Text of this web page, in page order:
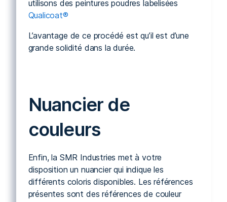
utilisons des peintures poudres labelisées
Qualicoat®
L’avantage de ce procédé est qu’il est d’une
grande solidité dans la durée.
Nuancier de
couleurs
Enfin, la SMR Industries met à votre
disposition un nuancier qui indique les
différents coloris disponibles. Les références
présentes sont des références de couleur